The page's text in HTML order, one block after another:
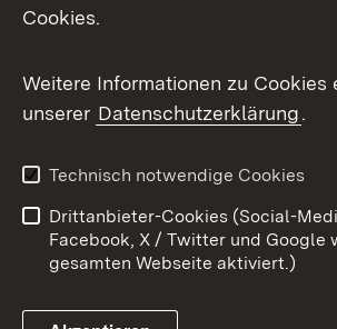
Youtube
Kontakt
Impressum
Cookies
Cookies.
Weitere Informationen zu Cookies
unserer Datenschutzerklärung.
Technisch notwendige Cookies
Drittanbieter-Cookies (Social-
Facebook, X / Twitter und Google
gesamten Webseite aktiviert.)